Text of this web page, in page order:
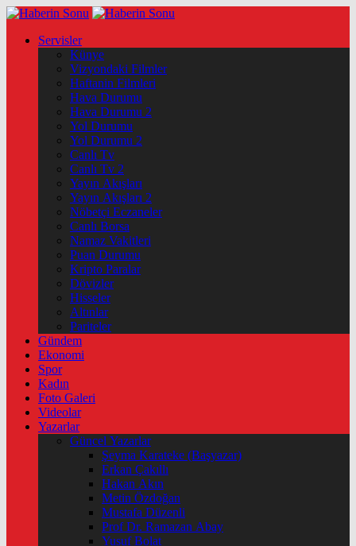
Servisler
Künye
Vizyondaki Filmler
Haftanin Filmleri
Hava Durumu
Hava Durumu 2
Yol Durumu
Yol Durumu 2
Canlı Tv
Canlı Tv 2
Yayın Akışları
Yayın Akışları 2
Nöbetçi Eczaneler
Canlı Borsa
Namaz Vakitleri
Puan Durumu
Kripto Paralar
Dövizler
Hisseler
Altınlar
Pariteler
Gündem
Ekonomi
Spor
Kadın
Foto Galeri
Videolar
Yazarlar
Güncel Yazarlar
Şeyma Karateke (Başyazar)
Erkan Çakıllı
Hakan Akın
Metin Özdoğan
Mustafa Düzenli
Prof Dr. Ramazan Abay
Yusuf Bolat